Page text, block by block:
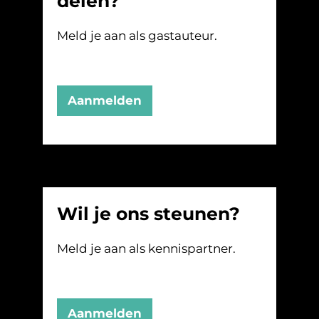
Meld je aan als gastauteur.
Aanmelden
Wil je ons steunen?
Meld je aan als kennispartner.
Aanmelden